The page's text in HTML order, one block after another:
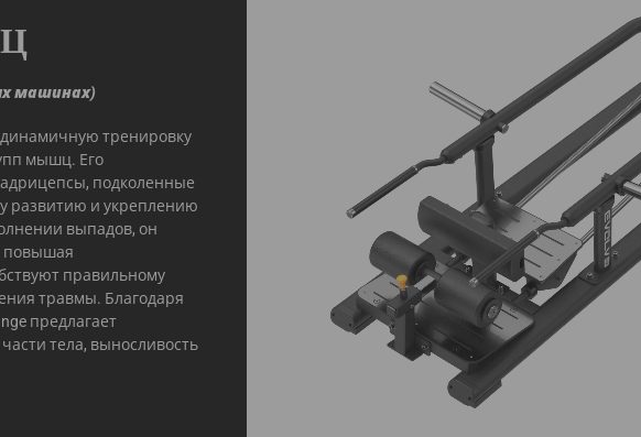
машинах)
динамичную тренировку
мышц. Его
подколенные
развитию и укреплению
выпадов, он
повышая
правильному
травмы. Благодаря
предлагает
тела, выносливость